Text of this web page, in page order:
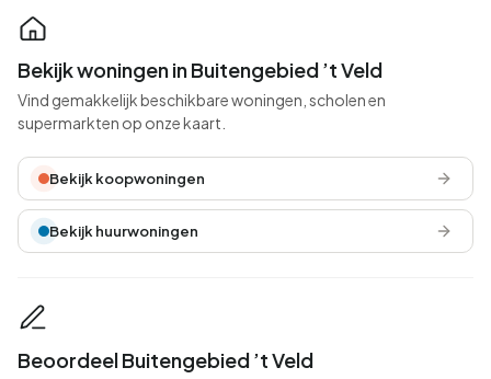
Bekijk woningen in Buitengebied ’t Veld
Vind gemakkelijk beschikbare woningen, scholen en
supermarkten op onze kaart.
Bekijk koopwoningen
Bekijk huurwoningen
Beoordeel Buitengebied ’t Veld